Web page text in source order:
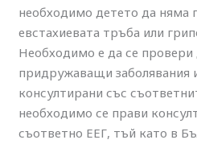
необходимо детето да няма
евстахиевата тръба или
Необходимо е да се провери
придружаващи заболявания
консултирани със
необходимо се прави
съответно ЕЕГ, тъй като в